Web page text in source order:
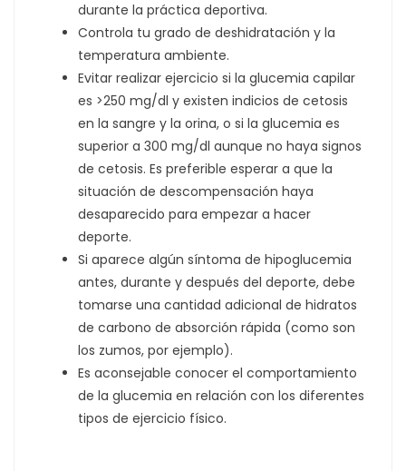
durante la práctica deportiva.
Controla tu grado de deshidratación y la
temperatura ambiente.
Evitar realizar ejercicio si la glucemia capilar
es >250 mg/dl y existen indicios de cetosis
en la sangre y la orina, o si la glucemia es
superior a 300 mg/dl aunque no haya signos
de cetosis. Es preferible esperar a que la
situación de descompensación haya
desaparecido para empezar a hacer
deporte.
Si aparece algún síntoma de hipoglucemia
antes, durante y después del deporte, debe
tomarse una cantidad adicional de hidratos
de carbono de absorción rápida (como son
los zumos, por ejemplo).
Es aconsejable conocer el comportamiento
de la glucemia en relación con los diferentes
tipos de ejercicio físico.